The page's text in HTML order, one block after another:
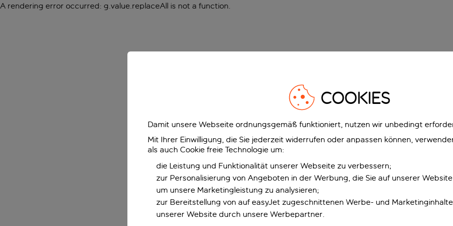
A rendering error occurred: g.value.replaceAll is not a function.
COOKIES
Damit unsere Webseite ordnungsgemäß funktioniert, nutzen wir unbedingt
Mit Ihrer Einwilligung, die Sie jederzeit widerrufen oder anpassen können,
als auch Cookie freie Technologie um:
die Leistung und Funktionalität unserer Webseite zu verbessern;
zur Personalisierung von Angeboten in der Werbung, die Sie auf unserer
um unsere Marketingleistung zu analysieren;
zur Bereitstellung von auf easyJet zugeschnittenen Werbe- und
unserer Website durch unsere Werbepartner.